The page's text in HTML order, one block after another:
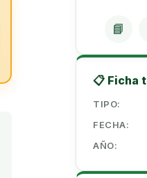
📘
📋 Ficha
TIPO:
FECHA:
AÑO: